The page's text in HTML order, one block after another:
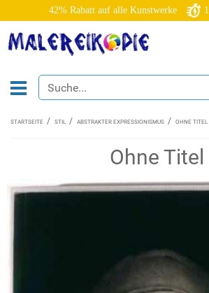
42% Rabatt auf alle Kunstwerke 1
STARTSEITE STIL ABSTRAKTER EXPRESSIONISMUS OHNE TITEL
Ohne Titel